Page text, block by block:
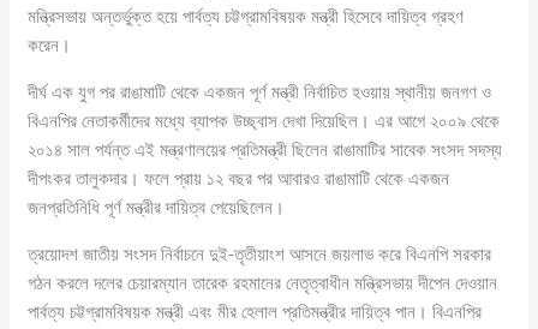
মন্ত্রিসভায় অন্তর্ভুক্ত হয়ে পার্বত্য চট্টগ্রামবিষয়ক মন্ত্রী হিসেবে দায়িত্ব গ্রহণ
করেন।
দীর্ঘ এক যুগ পর রাঙামাটি থেকে একজন পূর্ণ মন্ত্রী নির্বাচিত হওয়ায় স্থানীয় জনগণ ও
বিএনপির নেতাকর্মীদের মধ্যে ব্যাপক উচ্ছ্বাস দেখা দিয়েছিল। এর আগে ২০০৯ থেকে
২০১৪ সাল পর্যন্ত এই মন্ত্রণালয়ের প্রতিমন্ত্রী ছিলেন রাঙামাটির সাবেক সংসদ সদস্য
দীপংকর তালুকদার। ফলে প্রায় ১২ বছর পর আবারও রাঙামাটি থেকে একজন
জনপ্রতিনিধি পূর্ণ মন্ত্রীর দায়িত্ব পেয়েছিলেন।
ত্রয়োদশ জাতীয় সংসদ নির্বাচনে দুই-তৃতীয়াংশ আসনে জয়লাভ করে বিএনপি সরকার
গঠন করলে দলের চেয়ারম্যান তারেক রহমানের নেতৃত্বাধীন মন্ত্রিসভায় দীপেন দেওয়ান
পার্বত্য চট্টগ্রামবিষয়ক মন্ত্রী এবং মীর হেলাল প্রতিমন্ত্রীর দায়িত্ব পান। বিএনপির